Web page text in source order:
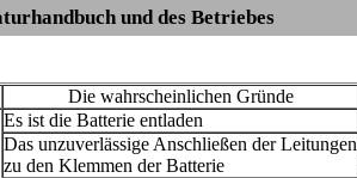
und des Betriebes
Die wahrscheinlichen Gründe
Es ist die Batterie entladen
Das unzuverlässige Anschließen der Leitungen
zu den Klemmen der Batterie